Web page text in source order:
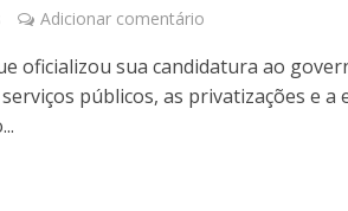
Adicionar comentário
oficializou sua candidatura ao
públicos, as privatizações e a